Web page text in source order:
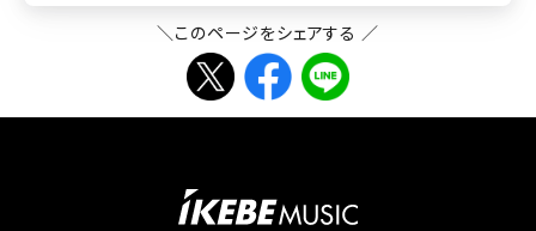
＼このページをシェアする ／